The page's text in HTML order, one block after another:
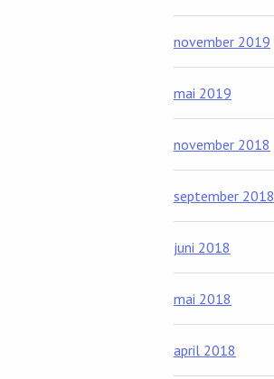
november 2019
mai 2019
november 2018
september 2018
juni 2018
mai 2018
april 2018